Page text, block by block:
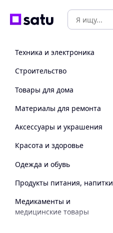
Техника и электроника
Строительство
Товары для дома
Материалы для ремонта
Аксессуары и украшения
Красота и здоровье
Одежда и обувь
Продукты питания, напитки
Медикаменты и
медицинские товары